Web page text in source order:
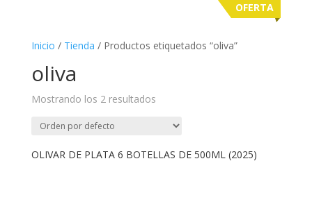
Inicio / Tienda / Productos etiquetados “oliva”
oliva
Mostrando los 2 resultados
OLIVAR DE PLATA 6 BOTELLAS DE 500ML (2025)
OFERTA